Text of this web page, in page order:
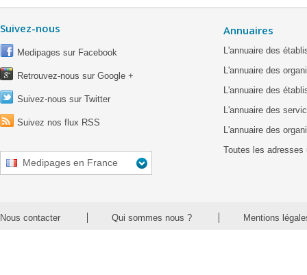
Suivez-nous
Medipages sur Facebook
Retrouvez-nous sur Google +
Suivez-nous sur Twitter
Suivez nos flux RSS
Medipages en France
Annuaires
L'annuaire des
L'annuaire des
L'annuaire des
L'annuaire des
L'annuaire des
Toutes les adresses
Nous contacter Qui sommes nous ? Mentions